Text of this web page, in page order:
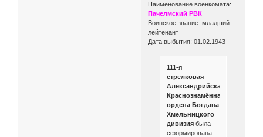
Наименование военкомата:
Пачелмский РВК
Воинское звание: младший
лейтенант
Дата выбытия: 01.02.1943
111-я
стрелковая
Александрийская
Краснознамённая
ордена Богдана
Хмельницкого
дивизиябыла
сформирована